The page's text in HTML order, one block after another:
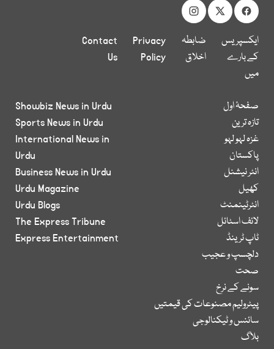
ایکسپریس
کے بارے
میں
ضابطہ
اخلاق
Privacy
Policy
Contact
Us
صفحۂ اول
تازہ ترین
غزہ لہو لہو
پاکستان
انٹر نیشنل
کھیل
انٹرٹینمنٹ
لائف اسٹائل
ٹاپ ٹرینڈ
دلچسپ و عجیب
صحت
سونے کے نرخ
پیٹرولیم مصنوعات کی قیمتیں
سائنس و ٹیکنالوجی
بلاگ
Showbiz News in Urdu
Sports News in Urdu
International News in
Urdu
Business News in Urdu
Urdu Magazine
Urdu Blogs
The Express Tribune
Express Entertainment